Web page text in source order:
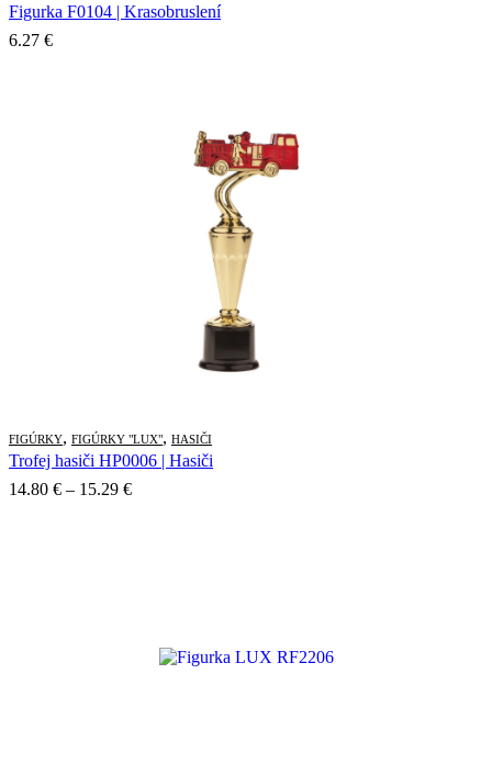
Figurka F0104 | Krasobruslení
6.27 €
FIGÚRKY, FIGÚRKY "LUX", HASIČI
Trofej hasiči HP0006 | Hasiči
14.80 € – 15.29 €Price